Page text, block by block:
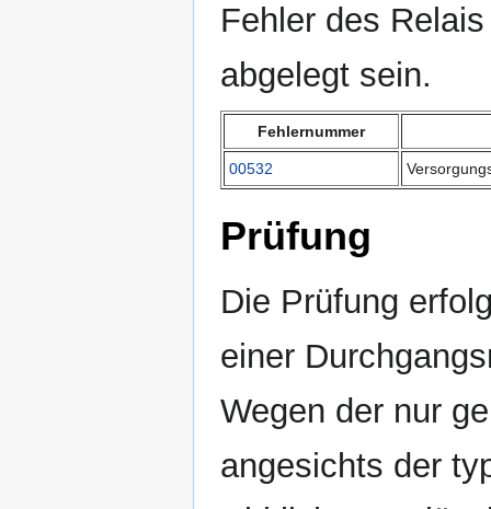
Fehler des
abgelegt sein.
Fehlernummer
00532
Prüfung
Die Prüfung
einer
Wegen der nur
angesichts der